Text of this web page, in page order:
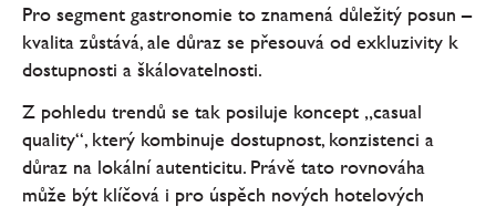
Pro segment gastronomie to znamená důležitý posun –
kvalita zůstává, ale důraz se přesouvá od exkluzivity k
dostupnosti a škálovatelnosti.
Z pohledu trendů se tak posiluje koncept „casual
quality“, který kombinuje dostupnost, konzistenci a
důraz na lokální autenticitu. Právě tato rovnováha
může být klíčová i pro úspěch nových hotelových